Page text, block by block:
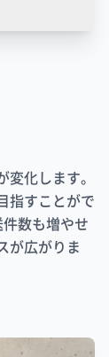
化します。
指すことがで
数も増やせ
が広がりま